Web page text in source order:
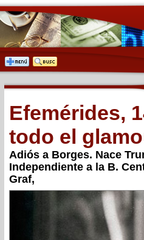
Efemérides,
todo el
Adiós a Borges. Nace
Independiente a la B.
Graf,